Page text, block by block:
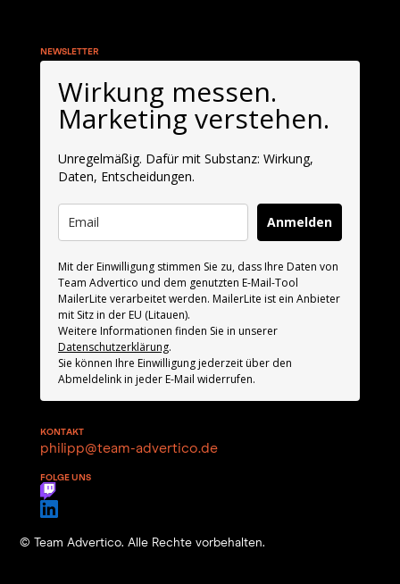
NEWSLETTER
Wirkung messen.
Marketing verstehen.
Unregelmäßig. Dafür mit Substanz: Wirkung,
Daten, Entscheidungen.
Anmelden
Mit der Einwilligung stimmen Sie zu, dass Ihre Daten von
Team Advertico und dem genutzten E-Mail-Tool
MailerLite verarbeitet werden. MailerLite ist ein Anbieter
mit Sitz in der EU (Litauen).
Weitere Informationen finden Sie in unserer
Datenschutzerklärung.
Sie können Ihre Einwilligung jederzeit über den
Abmeldelink in jeder E-Mail widerrufen.
KONTAKT
philipp@team-advertico.de
FOLGE UNS
© Team Advertico. Alle Rechte vorbehalten.